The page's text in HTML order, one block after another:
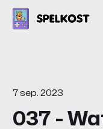
7 sep. 2023
037 -